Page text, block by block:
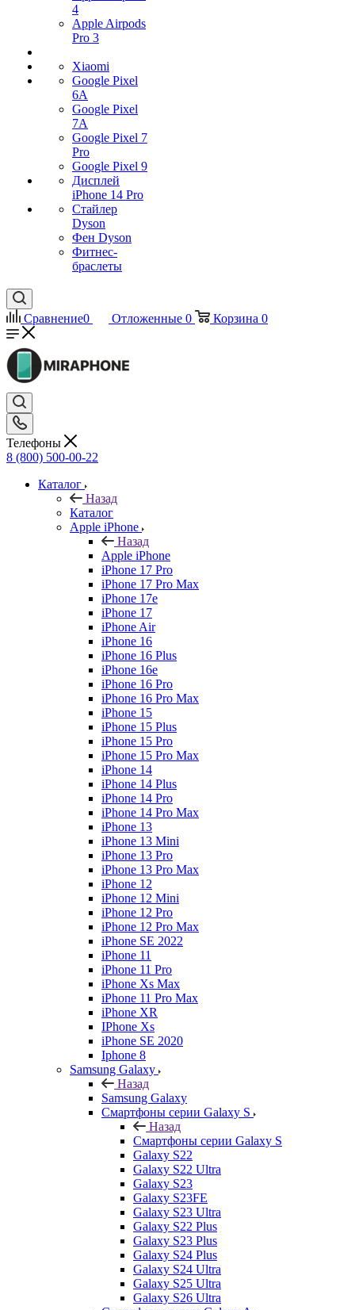
4
Apple Airpods
Pro 3
Xiaomi
Google Pixel
6A
Google Pixel
7А
Google Pixel 7
Pro
Google Pixel 9
Дисплей
iPhone 14 Pro
Стайлер
Dyson
Фен Dyson
Фитнес-
браслеты
Сравнение0 Отложенные 0 Корзина 0
Телефоны
8 (800) 500-00-22
Каталог
Назад
Каталог
Apple iPhone
Назад
Apple iPhone
iPhone 17 Pro
iPhone 17 Pro Max
iPhone 17e
iPhone 17
iPhone Air
iPhone 16
iPhone 16 Plus
iPhone 16e
iPhone 16 Pro
iPhone 16 Pro Max
iPhone 15
iPhone 15 Plus
iPhone 15 Pro
iPhone 15 Pro Max
iPhone 14
iPhone 14 Plus
iPhone 14 Pro
iPhone 14 Pro Max
iPhone 13
iPhone 13 Mini
iPhone 13 Pro
iPhone 13 Pro Max
iPhone 12
iPhone 12 Mini
iPhone 12 Pro
iPhone 12 Pro Max
iPhone SE 2022
iPhone 11
iPhone 11 Pro
iPhone Xs Max
iPhone 11 Pro Max
iPhone XR
IPhone Xs
iPhone SE 2020
Iphone 8
Samsung Galaxy
Назад
Samsung Galaxy
Смартфоны серии Galaxy S
Назад
Смартфоны серии Galaxy S
Galaxy S22
Galaxy S22 Ultra
Galaxy S23
Galaxy S23FE
Galaxy S23 Ultra
Galaxy S22 Plus
Galaxy S23 Plus
Galaxy S24 Plus
Galaxy S24 Ultra
Galaxy S25 Ultra
Galaxy S26 Ultra